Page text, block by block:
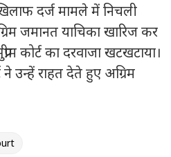
दर्ज मामले में निचली
जमानत याचिका खारिज कर
कोर्ट का दरवाजा खटखटाया।
ने उन्हें राहत देते हुए अग्रिम